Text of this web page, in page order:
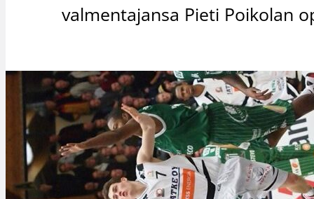
valmentajansa Pieti Poikolan